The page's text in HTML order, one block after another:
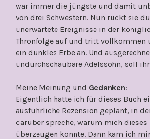
war immer die jüngste und damit
von drei Schwestern. Nun rückt sie
unerwartete Ereignisse in der
Thronfolge auf und tritt vollkommen
ein dunkles Erbe an. Und
undurchschaubare Adelssohn, soll
Meine Meinung und Gedanken:
Eigentlich hatte ich für dieses Buch
ausführliche Rezension geplant, in
darüber spreche, warum mich dieses
überzeugen konnte. Dann kam ich